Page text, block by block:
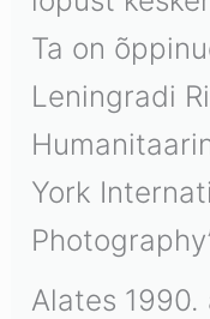
Ta on
Leningradi
York
Alates